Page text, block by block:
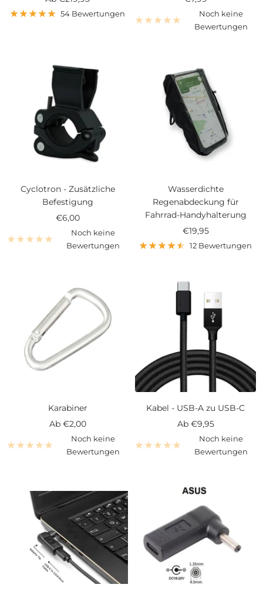
54 Bewertungen
Noch keine
Bewertungen
Cyclotron - Zusätzliche
Befestigung
Angebotspreis
€6,00
Noch keine
Bewertungen
Wasserdichte
Regenabdeckung für
Fahrrad-Handyhalterung
Angebotspreis
€19,95
12 Bewertungen
Karabiner
Angebotspreis
Ab €2,00
Noch keine
Bewertungen
Kabel - USB-A zu USB-C
Angebotspreis
Ab €9,95
Noch keine
Bewertungen